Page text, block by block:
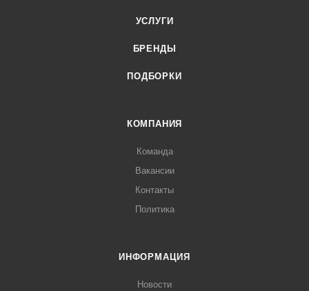
УСЛУГИ
БРЕНДЫ
ПОДБОРКИ
КОМПАНИЯ
Команда
Вакансии
Контакты
Политика
ИНФОРМАЦИЯ
Новости